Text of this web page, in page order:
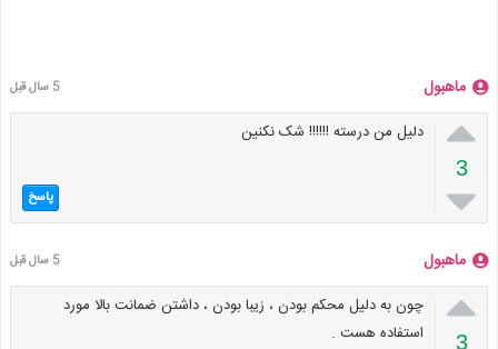
ماهبول 5 سال قبل

3

دلیل من درسته !!!!!! شک نکنین
پاسخ
ماهبول 5 سال قبل

3
چون به دلیل محکم بودن ، زیبا بودن ، داشتن ضمانت بالا مورد
استفاده هست .